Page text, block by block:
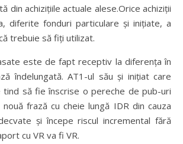
din achizițiile actuale alese.Orice achiziții
diferite fonduri particulare și inițiate, a
trebuie să fiți utilizat.
este de fapt receptiv la diferența în
îndelungată.AT1-ul său și inițiat care
tind să fie înscrise o pereche de pub-uri
frază cu cheie lungă IDR din cauza
și începe riscul incremental fără
cu VR va fi VR.